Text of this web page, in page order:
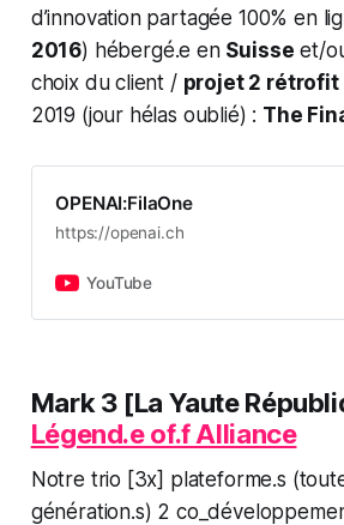
d’innovation partagée 100% en
2016) hébergé.e en Suisse et/
choix du client / projet 2 rétrofit
2019 (jour hélas oublié) : The
OPENAI:FilaOne
https://openai.ch
YouTube
Mark 3 [La Yaute
Légend.e of.f Alliance
Notre trio [3x] plateforme.s
génération.s) 2